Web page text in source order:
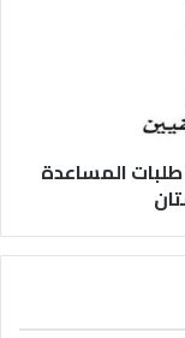
طلبات المساعدة